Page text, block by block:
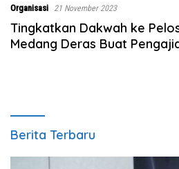
Organisasi 21 November 2023
Tingkatkan Dakwah ke
Medang Deras Buat
Berita Terbaru